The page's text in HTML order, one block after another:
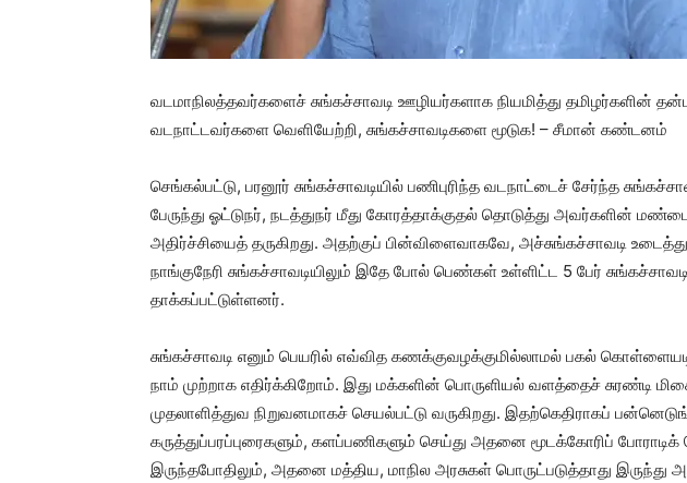
வடமாநிலத்தவர்களைச் சுங்கச்சாவடி ஊழியர்களாக நியமித்து தமிழர்களின்
வடநாட்டவர்களை வெளியேற்றி, சுங்கச்சாவடிகளை மூடுக! – சீமான் கண்டனம்
செங்கல்பட்டு, பரனூர் சுங்கச்சாவடியில் பணிபுரிந்த வடநாட்டைச் சேர்ந்த
பேருந்து ஓட்டுநர், நடத்துநர் மீது கோரத்தாக்குதல் தொடுத்து அவர்களின்
அதிர்ச்சியைத் தருகிறது. அதற்குப் பின்விளைவாகவே, அச்சுங்கச்சாவடி
நாங்குநேரி சுங்கச்சாவடியிலும் இதே போல் பெண்கள் உள்ளிட்ட 5 பேர்
தாக்கப்பட்டுள்ளனர்.
சுங்கச்சாவடி எனும் பெயரில் எவ்வித கணக்குவழக்குமில்லாமல் பகல்
நாம் முற்றாக எதிர்க்கிறோம். இது மக்களின் பொருளியல் வளத்தைச் சுரண்டி
முதலாளித்துவ நிறுவனமாகச் செயல்பட்டு வருகிறது. இதற்கெதிராகப்
கருத்துப்பரப்புரைகளும், களப்பணிகளும் செய்து அதனை மூடக்கோரிப்
இருந்தபோதிலும், அதனை மத்திய, மாநில அரசுகள் பொருட்படுத்தாது